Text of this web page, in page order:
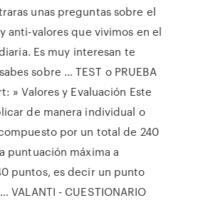
unas preguntas sobre el
anti-valores que vivimos en el
Es muy interesan te
sobre … TEST o PRUEBA
» Valores y Evaluación Este
de manera individual o
por un total de 240
puntuación máxima a
puntos, es decir un punto
VALANTI - CUESTIONARIO